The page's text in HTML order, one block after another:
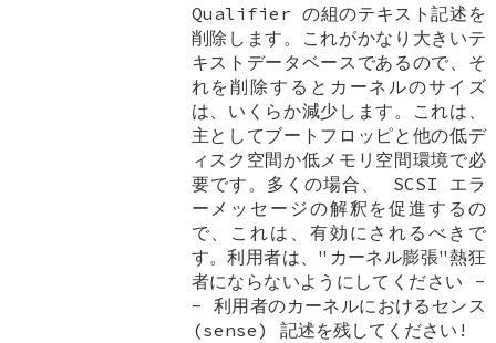
Qualifier の組のテキスト記述を
削除します。これがかなり大きいテ
キストデータベースであるので、そ
れを削除するとカーネルのサイズ
は、いくらか減少します。これは、
主としてブートフロッピと他の低デ
ィスク空間か低メモリ空間環境で必
要です。多くの場合、 SCSI エラ
ーメッセージの解釈を促進するの
で、これは、有効にされるべきで
す。利用者は、"カーネル膨張"熱狂
者にならないようにしてください -
- 利用者のカーネルにおけるセンス
(sense) 記述を残してください!